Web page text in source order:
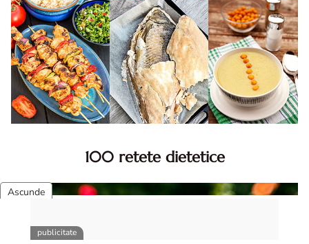
100 retete dietetice
dietetice. Idei retete dietetice. 100 Retete mancare